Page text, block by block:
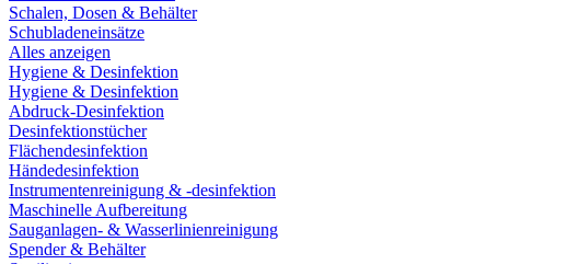
Schalen, Dosen & Behälter
Schubladeneinsätze
Alles anzeigen
Hygiene & Desinfektion
Hygiene & Desinfektion
Abdruck-Desinfektion
Desinfektionstücher
Flächendesinfektion
Händedesinfektion
Instrumentenreinigung & -desinfektion
Maschinelle Aufbereitung
Sauganlagen- & Wasserlinienreinigung
Spender & Behälter